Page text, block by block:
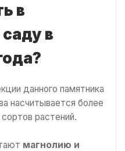
в
в
данного памятника
насчитывается более
растений.
магнолию и